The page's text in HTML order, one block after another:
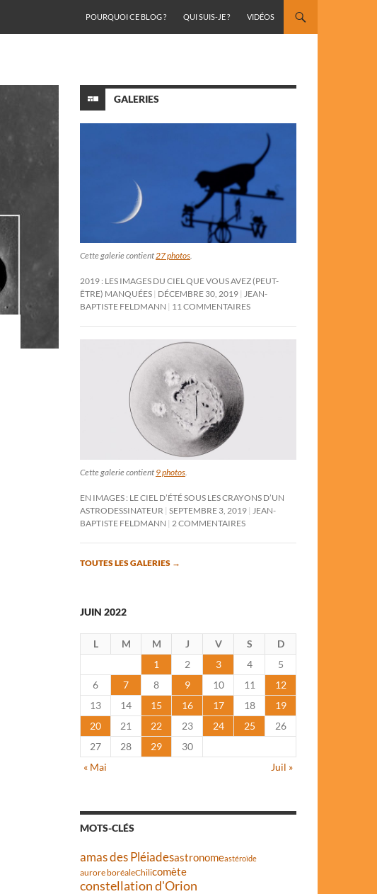
POURQUOI CE BLOG ?
QUI SUIS-JE ? VIDÉOS
GALERIES
Cette galerie contient27 photos.
2019 : LES IMAGES DU CIEL QUE VOUS AVEZ (PEUT-
ÊTRE) MANQUÉES DÉCEMBRE 30, 2019 JEAN-
BAPTISTE FELDMANN
11 COMMENTAIRES
Cette galerie contient 9 photos
EN IMAGES : LE CIEL D’ÉTÉ SOUS LES CRAYONS D’UN
ASTRODESSINATEUR SEPTEMBRE 3, 2019
JEAN-
BAPTISTE FELDMANN
2 COMMENTAIRES
TOUTES LES GALERIES →
JUIN 2022
L M M J V S
D
1
2 3 4
5
6
7 8 9 10 11
12
13
14 15 16 17 18
19
20
21 22 23 24 25
26
27
28 29
30
« Mai
Juil »
MOTS-CLÉS
amas des Pléiadesastronomeastéroïde
aurore boréaleChilicomète
constellation d'Orion